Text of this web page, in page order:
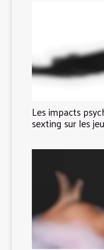
Les impacts
sexting sur les